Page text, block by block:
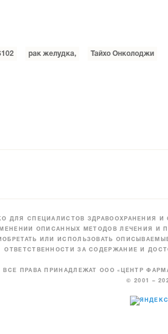
рак желудка, Тайхо Онколоджи
ДЛЯ СПЕЦИАЛИСТОВ ЗДРАВООХРАНЕНИЯ
ОПИСАННЫХ МЕТОДОВ ЛЕЧЕНИЯ
ИЛИ ИСПОЛЬЗОВАТЬ
ОТВЕТСТВЕННОСТИ ЗА СОДЕРЖАНИЕ И
ВСЕ ПРАВА ПРИНАДЛЕЖАТ ООО «ЦЕНТР
© 2001 –